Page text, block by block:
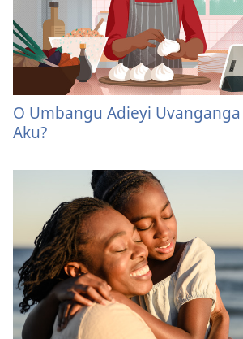
O Umbangu Adieyi
Aku?